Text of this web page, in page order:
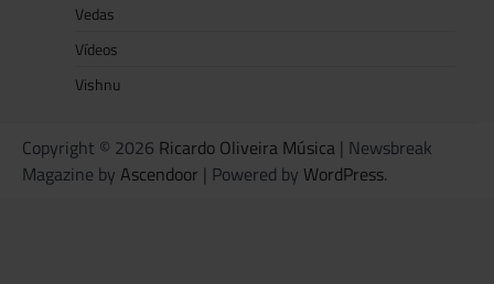
Vedas
Vídeos
Vishnu
Copyright © 2026 Ricardo Oliveira Música | Newsbreak
Magazine by Ascendoor | Powered by WordPress.